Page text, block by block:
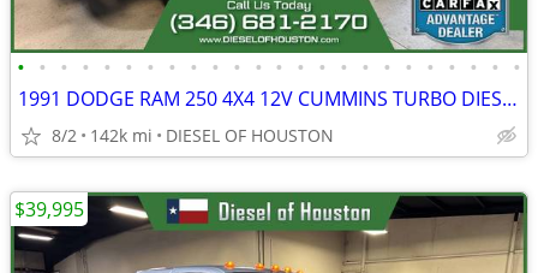
• • • • • • • • • • • • • • • • • • • • • • • •
1991 DODGE RAM 250 4X4 12V CUMMINS TURBO DIESEL REG CAB
8/2 142k mi DIESEL OF HOUSTON
$39,995